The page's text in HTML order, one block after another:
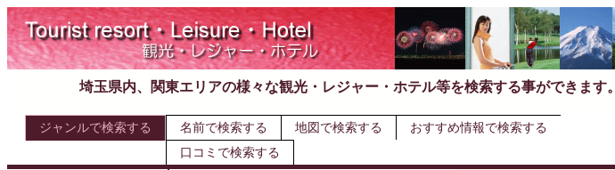
埼玉県内、関東エリアの様々な観光・レジャー・ホテル等を検索する事ができます。
ジャンルで検索する 名前で検索する 地図で検索する
おすすめ情報で検索する
口コミで検索する